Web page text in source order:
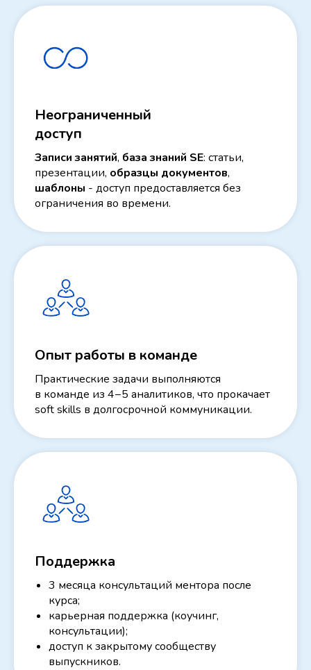
Неограниченный
доступ
Записи занятий, база знаний SE: статьи,
презентации, образцы документов,
шаблоны - доступ предоставляется без
ограничения во времени.
Опыт работы в команде
Практические задачи выполняются
в команде из 4−5 аналитиков, что прокачает
soft skills в долгосрочной коммуникации.
Поддержка
3 месяца консультаций ментора после
курса;
карьерная поддержка (коучинг,
консультации);
доступ к закрытому сообществу
выпускников.